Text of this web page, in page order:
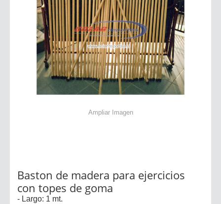
Ampliar Imagen
Baston de madera para ejercicios
con topes de goma
- Largo: 1 mt.